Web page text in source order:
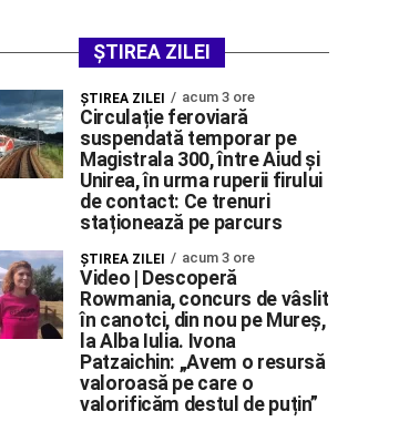
ȘTIREA ZILEI
ŞTIREA ZILEI acum 3 ore
Circulație feroviară
suspendată temporar pe
Magistrala 300, între Aiud și
Unirea, în urma ruperii firului
de contact: Ce trenuri
staționează pe parcurs
ŞTIREA ZILEI acum 3 ore
Video | Descoperă
Rowmania, concurs de vâslit
în canotci, din nou pe Mureș,
la Alba Iulia. Ivona
Patzaichin: „Avem o resursă
valoroasă pe care o
valorificăm destul de puțin”